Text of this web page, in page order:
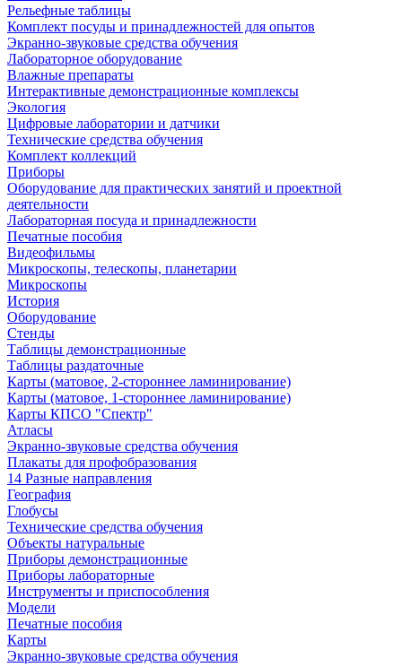
Рельефные таблицы
Комплект посуды и принадлежностей для опытов
Экранно-звуковые средства обучения
Лабораторное оборудование
Влажные препараты
Интерактивные демонстрационные комплексы
Экология
Цифровые лаборатории и датчики
Технические средства обучения
Комплект коллекций
Приборы
Оборудование для практических занятий и проектной
деятельности
Лабораторная посуда и принадлежности
Печатные пособия
Видеофильмы
Микроскопы, телескопы, планетарии
Микроскопы
История
Оборудование
Стенды
Таблицы демонстрационные
Таблицы раздаточные
Карты (матовое, 2-стороннее ламинирование)
Карты (матовое, 1-стороннее ламинирование)
Карты КПСО "Спектр"
Атласы
Экранно-звуковые средства обучения
Плакаты для профобразования
14 Разные направления
География
Глобусы
Технические средства обучения
Объекты натуральные
Приборы демонстрационные
Приборы лабораторные
Инструменты и приспособления
Модели
Печатные пособия
Карты
Экранно-звуковые средства обучения